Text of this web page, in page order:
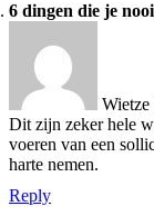
6 dingen die je
Dit zijn zeker hele
voeren van een
harte nemen.
Reply